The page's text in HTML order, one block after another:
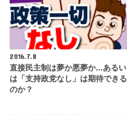
2016.7.8
直接民主制は夢か悪夢か...あるい
は「支持政党なし」は期待できる
のか？